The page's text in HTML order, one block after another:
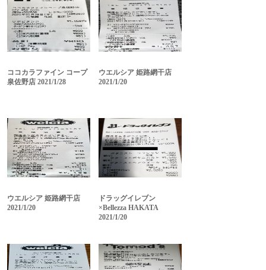
ココカラファイン コープ
泉佐野店 2021/1/28
ウエルシア 姫路網干店
2021/1/20
ウエルシア 姫路網干店
2021/1/20
ドラッグイレブン
×Bellezza HAKATA
2021/1/20